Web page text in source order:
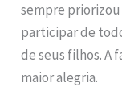
sempre priorizou
participar de
de seus filhos. A
maior alegria.